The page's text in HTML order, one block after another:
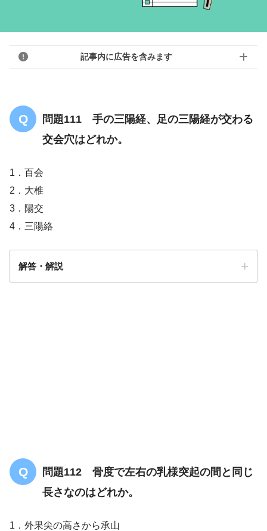
記事内に広告を含みます
問題111 手の三陽経、足の三陽経が交わる
交会穴はどれか。
1．百会
2．大椎
3．陽交
4．三陽絡
解答・解説
問題112 骨度で左右の乳様突起の間と同じ
長さなのはどれか。
1．外果尖の高さから承山